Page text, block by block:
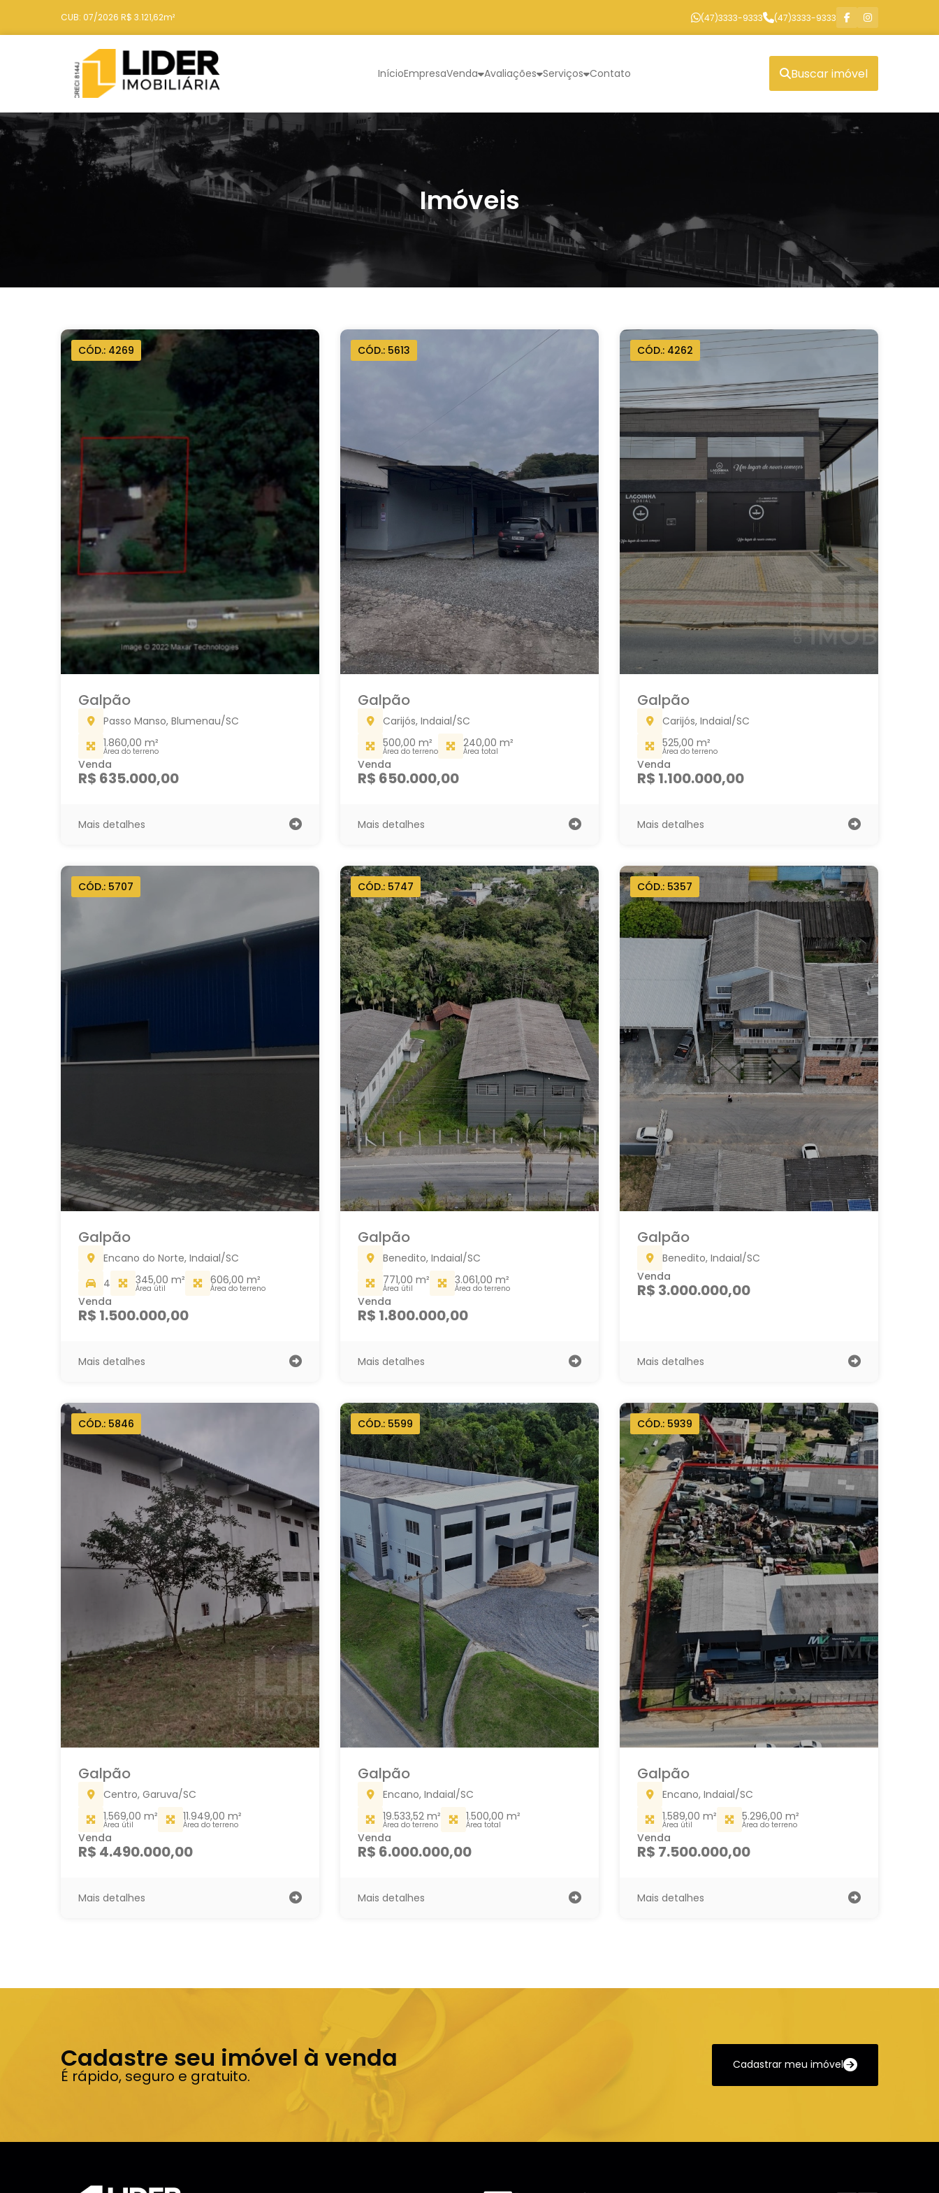
CUB: 07/2026 R$ 3.121,62m² (47)3333-9333 (47)3333-9333
InícioEmpresaVenda Avaliações Serviços Contato Buscar imóvel
Imóveis
CÓD.: 4269
Galpão
Passo Manso, Blumenau/SC
1.860,00 m²
Área do terreno
Venda
R$ 635.000,00
Mais detalhes
CÓD.: 5613
Galpão
Carijós, Indaial/SC
500,00 m²
Área do terreno
240,00 m²
Área total
Venda
R$ 650.000,00
Mais detalhes
CÓD.: 4262
Galpão
Carijós, Indaial/SC
525,00 m²
Área do terreno
Venda
R$ 1.100.000,00
Mais detalhes
CÓD.: 5707
Galpão
Encano do Norte, Indaial/SC
4
345,00 m²
Área útil
606,00 m²
Área do terreno
Venda
R$ 1.500.000,00
Mais detalhes
CÓD.: 5747
Galpão
Benedito, Indaial/SC
771,00 m²
Área útil
3.061,00 m²
Área do terreno
Venda
R$ 1.800.000,00
Mais detalhes
CÓD.: 5357
Galpão
Benedito, Indaial/SC
Venda
R$ 3.000.000,00
Mais detalhes
CÓD.: 5846
Galpão
Centro, Garuva/SC
1.569,00 m²
Área útil
11.949,00 m²
Área do terreno
Venda
R$ 4.490.000,00
Mais detalhes
CÓD.: 5599
Galpão
Encano, Indaial/SC
19.533,52 m²
Área do terreno
1.500,00 m²
Área total
Venda
R$ 6.000.000,00
Mais detalhes
CÓD.: 5939
Galpão
Encano, Indaial/SC
1.589,00 m²
Área útil
5.296,00 m²
Área do terreno
Venda
R$ 7.500.000,00
Mais detalhes
Cadastre seu imóvel à venda
É rápido, seguro e gratuito.
Cadastrar meu imóvel